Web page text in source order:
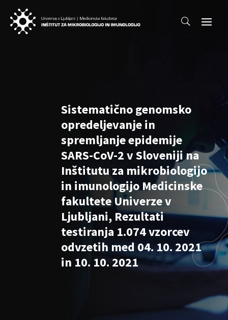
Sistematično genomsko
opredeljevanje in
spremljanje epidemije
SARS-CoV-2 v Sloveniji na
Inštitutu za mikrobiologijo
in imunologijo Medicinske
fakultete Univerze v
Ljubljani, Rezultati
testiranja 1.074 vzorcev
odvzetih med 04. 10. 2021
in 10. 10. 2021